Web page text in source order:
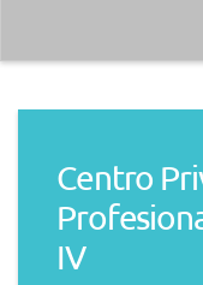
Centro
IV